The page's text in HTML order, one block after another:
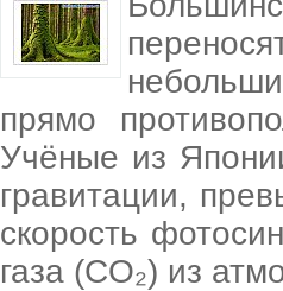
прямо
Учёные из
гравитации,
скорость
газа (CO₂) из